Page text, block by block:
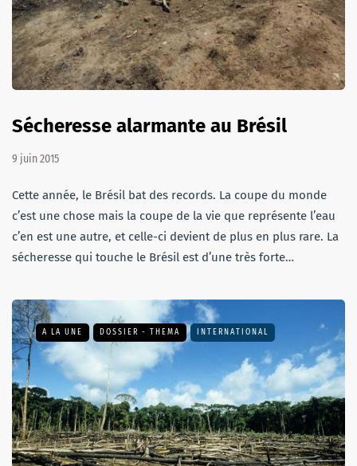
Sécheresse alarmante au Brésil
9 juin 2015
Cette année, le Brésil bat des records. La coupe du monde
c’est une chose mais la coupe de la vie que représente l’eau
c’en est une autre, et celle-ci devient de plus en plus rare. La
sécheresse qui touche le Brésil est d’une très forte…
A LA UNE DOSSIER - THEMA INTERNATIONAL